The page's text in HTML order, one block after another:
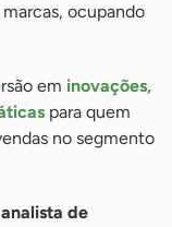
ocupando
em inovações,
para quem
no segmento
de